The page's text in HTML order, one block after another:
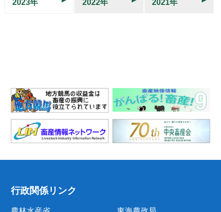
2023年 2022年 2021年
行政関係リンク